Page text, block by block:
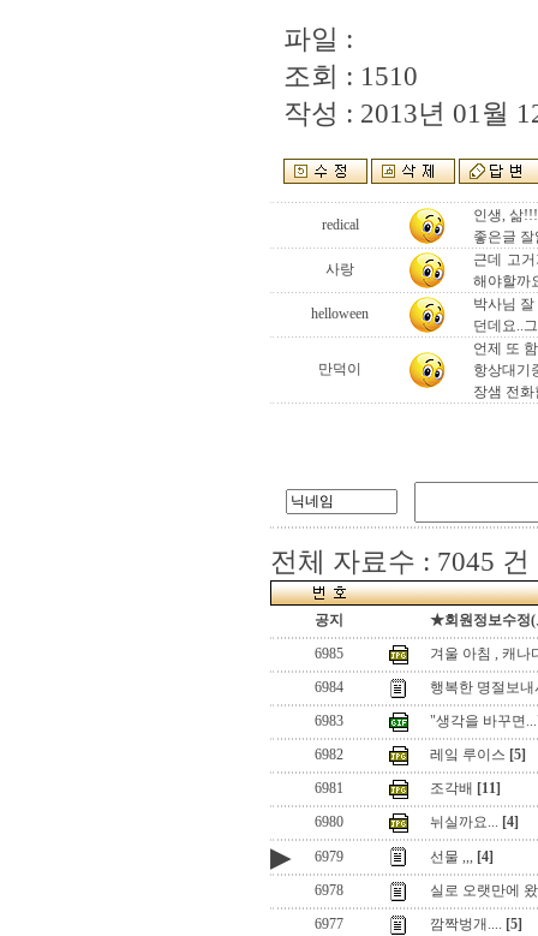
파일 :
조회 : 1510
작성 : 2013년 01월
redical
인생, 삶!!!
좋은글
사랑
근데 고
해야할까
helloween
박사님
던데요..
만덕이
언제 또
항상대기
장샘 전
전체 자료수 : 7045 건
공지
★회원정보수정
6985
겨울 아침 , 캐나
6984
행복한 명절보
6983
"생각을 바꾸면
6982
레잌 루이스 [5]
6981
조각배 [11]
6980
뉘실까요... [4]
▶ 6979 선물 ,,, [4]
6978
실로 오랫만에
6977
깜짝벙개.... [5]